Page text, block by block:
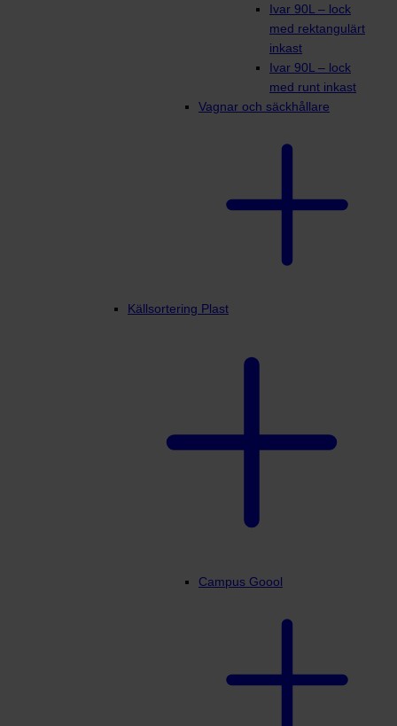
Ivar 90L – lock
med rektangulärt
inkast
Ivar 90L – lock
med runt inkast
Vagnar och säckhållare
Källsortering Plast
Campus Goool